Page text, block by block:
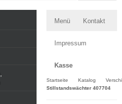
Menü Kontakt
Impressum
Kasse
Startseite Katalog
Stillstandswächter 407704